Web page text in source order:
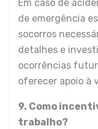
Em caso de
de emergência
socorros
detalhes e
ocorrências
oferecer apoio à
9. Como
trabalho?